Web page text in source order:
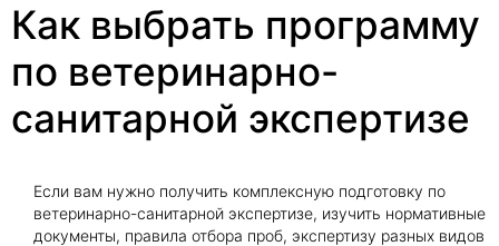
Как выбрать программу
по ветеринарно-
санитарной экспертизе
Если вам нужно получить комплексную подготовку по
ветеринарно-санитарной экспертизе, изучить нормативные
документы, правила отбора проб, экспертизу разных видов